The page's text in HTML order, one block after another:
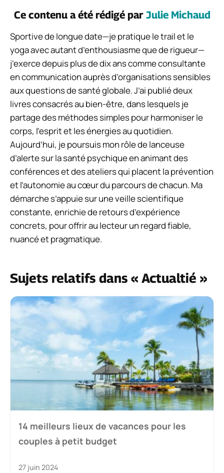
Ce contenu a été rédigé par Julie Michaud
Sportive de longue date—je pratique le trail et le
yoga avec autant d’enthousiasme que de rigueur—
j’exerce depuis plus de dix ans comme consultante
en communication auprès d’organisations sensibles
aux questions de santé globale. J’ai publié deux
livres consacrés au bien-être, dans lesquels je
partage des méthodes simples pour harmoniser le
corps, l’esprit et les énergies au quotidien.
Aujourd’hui, je poursuis mon rôle de lanceuse
d’alerte sur la santé psychique en animant des
conférences et des ateliers qui placent la prévention
et l’autonomie au cœur du parcours de chacun. Ma
démarche s’appuie sur une veille scientifique
constante, enrichie de retours d’expérience
concrets, pour offrir au lecteur un regard fiable,
nuancé et pragmatique.
Sujets relatifs dans « Actualtié »
14 meilleurs lieux de vacances pour les
couples à petit budget
27 juin 2024